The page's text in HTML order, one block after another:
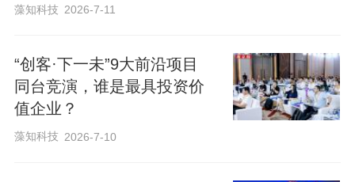
藻知科技 2026-7-11
“创客·下一未”9大前沿项目
同台竞演，谁是最具投资价
值企业？
藻知科技 2026-7-10